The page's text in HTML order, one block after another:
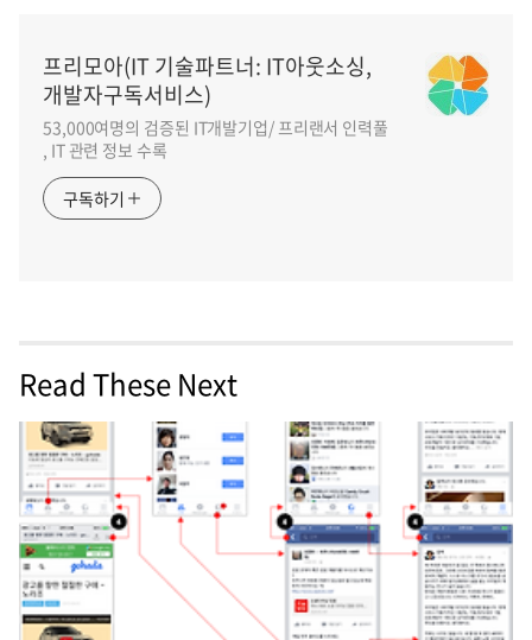
프리모아(IT 기술파트너: IT아웃소싱,
개발자구독서비스)
53,000여명의 검증된 IT개발기업/ 프리랜서 인력풀
, IT 관련 정보 수록
구독하기
Read These Next